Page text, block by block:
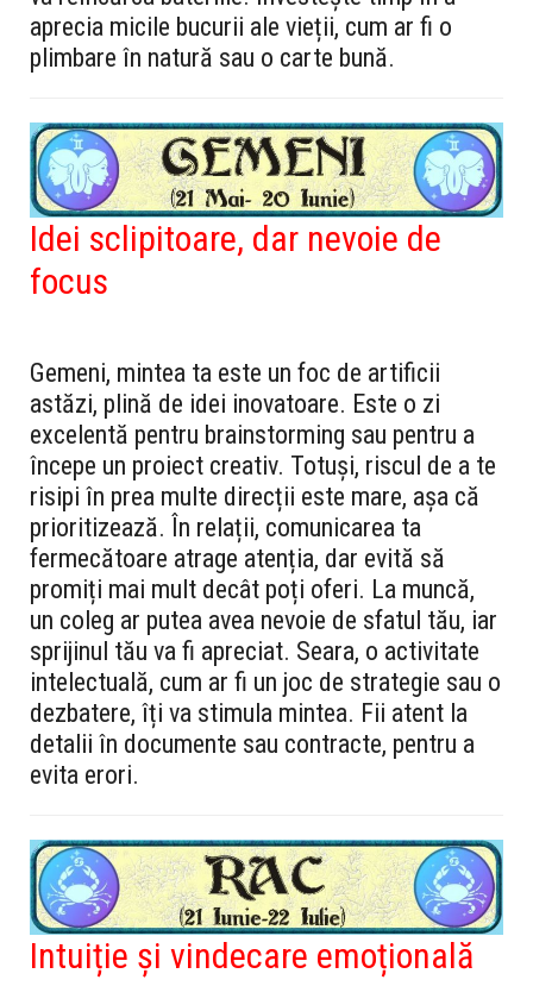
aprecia micile bucurii ale vieții, cum ar fi o
plimbare în natură sau o carte bună.
Idei sclipitoare, dar nevoie de
focus
Gemeni, mintea ta este un foc de artificii
astăzi, plină de idei inovatoare. Este o zi
excelentă pentru brainstorming sau pentru a
începe un proiect creativ. Totuși, riscul de a te
risipi în prea multe direcții este mare, așa că
prioritizează. În relații, comunicarea ta
fermecătoare atrage atenția, dar evită să
promiți mai mult decât poți oferi. La muncă,
un coleg ar putea avea nevoie de sfatul tău, iar
sprijinul tău va fi apreciat. Seara, o activitate
intelectuală, cum ar fi un joc de strategie sau o
dezbatere, îți va stimula mintea. Fii atent la
detalii în documente sau contracte, pentru a
evita erori.
Intuiție și vindecare emoțională